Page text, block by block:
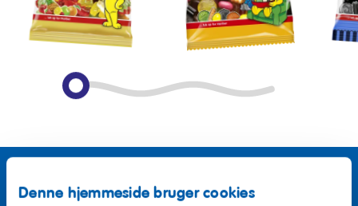
Denne hjemmeside bruger cookies